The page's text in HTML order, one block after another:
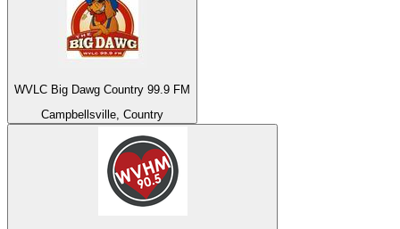
WVLC Big Dawg Country 99.9 FM
Campbellsville, Country